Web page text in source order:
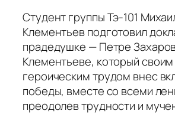
Студент группы Тэ-101
Клементьев подготовил
прадедушке — Петре
Клементьеве, который своим
героическим трудом внес
победы, вместе со всеми
преодолев трудности и